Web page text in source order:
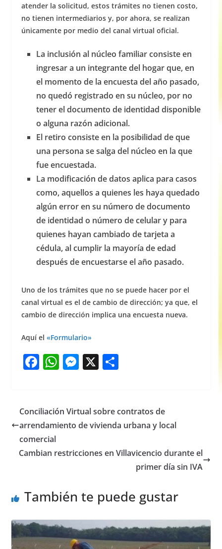
atender la solicitud, estos trámites no tienen costo,
no tienen intermediarios y, por ahora, se realizan
únicamente por medio del canal virtual oficial.
La inclusión al núcleo familiar consiste en
ingresar a un integrante del hogar que, en
el momento de la encuesta del año pasado,
no quedó registrado en su núcleo, por no
tener el documento de identidad disponible
o alguna razón adicional.
El retiro consiste en la posibilidad de que
una persona se salga del núcleo en la que
fue encuestada.
La modificación de datos aplica para casos
como, aquellos a quienes les haya quedado
algún error en su número de documento
de identidad o número de celular y para
quienes hayan cambiado de tarjeta a
cédula, al cumplir la mayoría de edad
después de encuestarse el año pasado.
Uno de los trámites que no se puede hacer por el
canal virtual es el de cambio de dirección; ya que, el
cambio de dirección implica una encuesta nueva.
Aquí el «Formulario»
F
e
b
o
o
W
s
A
p
M
e
n
er
X S
e
Conciliación Virtual sobre contratos de
arrendamiento de vivienda urbana y local
comercial
Cambian restricciones en Villavicencio durante el
primer día sin IVA
También te puede gustar